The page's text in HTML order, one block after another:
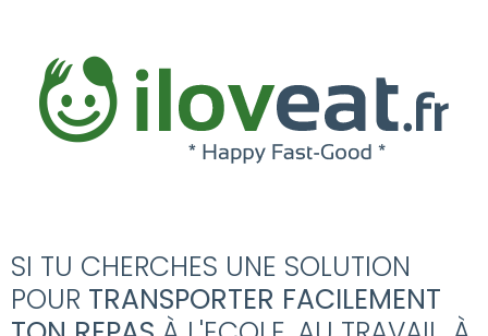
SI TU CHERCHES UNE SOLUTION
POUR TRANSPORTER FACILEMENT